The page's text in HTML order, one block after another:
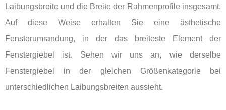
Laibungsbreite und die Breite der Rahmenprofile insgesamt.
Auf diese Weise erhalten Sie eine ästhetische
Fensterumrandung, in der das breiteste Element der
Fenstergiebel ist. Sehen wir uns an, wie derselbe
Fenstergiebel in der gleichen Größenkategorie bei
unterschiedlichen Laibungsbreiten aussieht.